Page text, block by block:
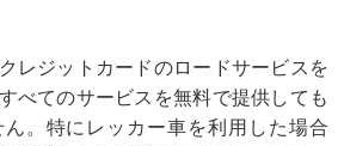
レジットカードのロードサービスを
べてのサービスを無料で提供しても
。特にレッカー車を利用した場合